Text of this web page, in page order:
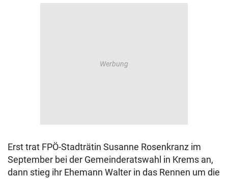
Erst trat FPÖ-Stadträtin Susanne Rosenkranz im
September bei der Gemeinderatswahl in Krems an,
dann stieg ihr Ehemann Walter in das Rennen um die